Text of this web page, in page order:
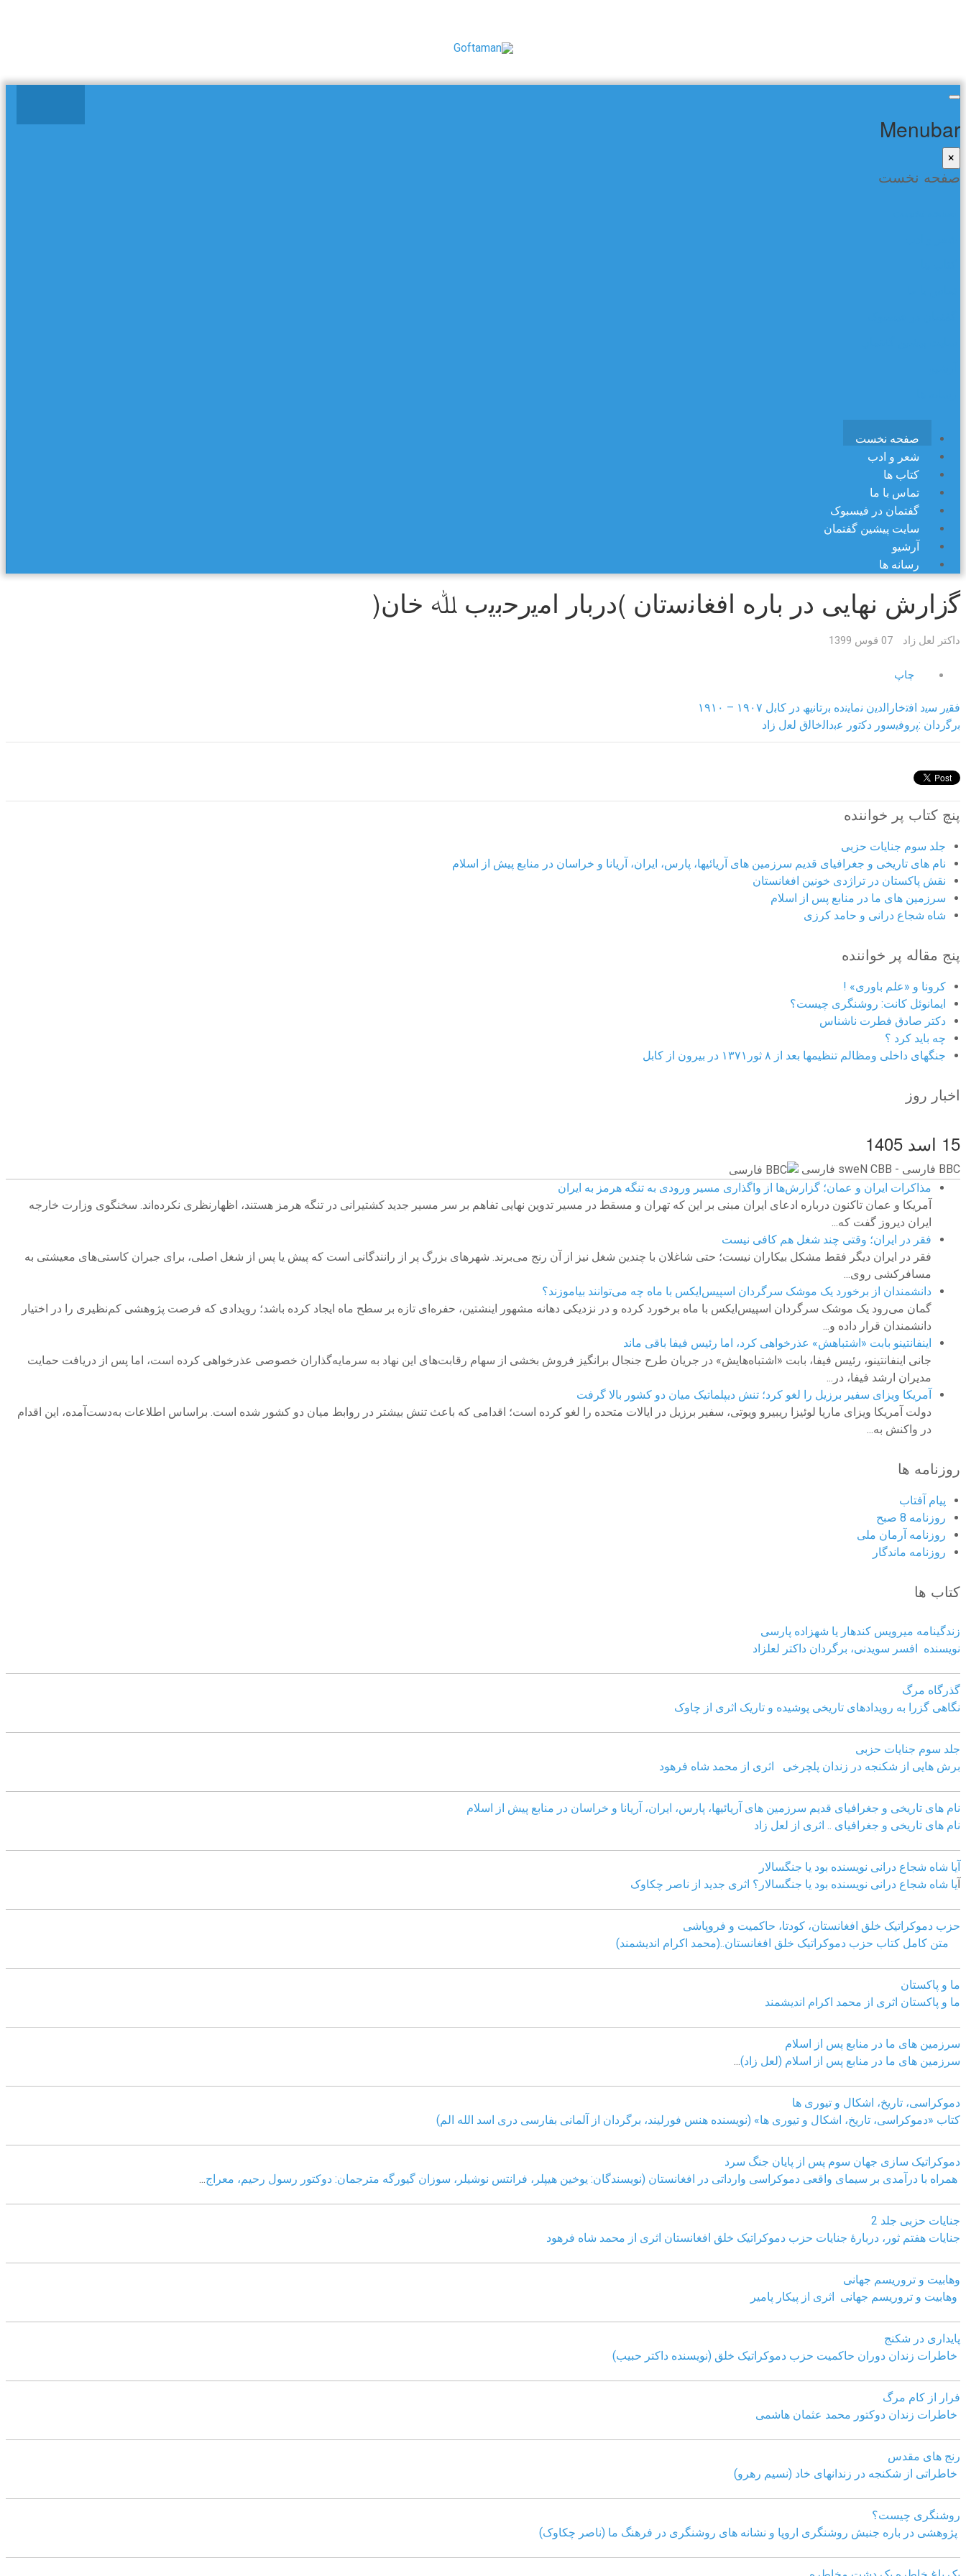
Menubar
×
صفحه نخست
صفحه نخست
شعر و ادب
کتاب ها
تماس با ما
گفتمان در فیسبوک
سایت پیشین گفتمان
آرشیو
رسانه ها
ﮔزارش ﻧﮭﺎﯾﯽ در ﺑﺎره اﻓﻐﺎﻧﺳﺗﺎن )درﺑﺎر اﻣﯾرﺣﺑﯾب ﷲ ﺧﺎن(
داکتر لعل زاد 07 قوس 1399
چاپ
ﻓﻘﯾر ﺳﯾد اﻓﺗﺧﺎراﻟدﯾن ﻧﻣﺎﯾﻧده ﺑرﺗﺎﻧﯾﮫ در ﮐﺎﺑل ١٩٠٧ – ١٩١٠
ﺑرﮔردان :ﭘروﻓﯾﺳور دﮐﺗور ﻋﺑداﻟﺧﺎﻟق ﻟﻌل زاد
پنچ کتاب پر خواننده
جلد سوم جنایات حزبی
نام های تاریخی و جغرافیای قدیم سرزمین های آریائیها، پارس، ایران، آریانا و خراسان در منابع پیش از اسلام
نقش پاکستان در تراژدی خونین افغانستان
سرزمین های ما در منابع پس از اسلام
شاه شجاع درانی و حامد کرزی
پنج مقاله پر خواننده
کرونا و «علم باوری» !
ایمانوئل کانت: روشنگری چیست؟
دکتر صادق فطرت ناشناس
چه باید کرد ؟
جنگهای داخلی ومظالم تنظیمها بعد از ۸ ثور۱۳۷۱ در بیرون از کابل
اخبار روز
15 اسد 1405
BBC ‮فارسی - BBC News فارسی
مذاکرات ایران و عمان؛ گزارش‌ها از واگذاری مسیر ورودی به تنگه هرمز به ایران
آمریکا و عمان تاکنون درباره ادعای ایران مبنی بر این که تهران و مسقط در مسیر تدوین نهایی تفاهم بر سر مسیر جدید کشتیرانی در تنگه هرمز هستند، اظهارنظری نکرده‌اند. سخنگوی وزارت خارجه
ایران دیروز گفت که...
فقر در ایران؛ وقتی چند شغل هم کافی نیست
فقر در ایران دیگر فقط مشکل بیکاران نیست؛ حتی شاغلان با چندین شغل نیز از آن رنج می‌برند. شهرهای بزرگ پر از رانندگانی است که پیش یا پس از شغل اصلی، برای جبران کاستی‌های معیشتی به
مسافرکشی روی...
دانشمندان از برخورد یک موشک سرگردان اسپیس‌ایکس با ماه چه می‌توانند بیاموزند؟
گمان می‌رود یک موشک سرگردان اسپیس‌ایکس با ماه برخورد کرده و در نزدیکی دهانه مشهور اینشتین، حفره‌ای تازه بر سطح ماه ایجاد کرده باشد؛ رویدادی که فرصت پژوهشی کم‌نظیری را در اختیار
دانشمندان قرار داده و...
اینفانتینو بابت «اشتباهش» عذرخواهی کرد، اما رئیس فیفا باقی ماند
جانی اینفانتینو، رئیس فیفا، بابت «اشتباه‌هایش» در جریان طرح جنجال برانگیز فروش بخشی از سهام رقابت‌های این نهاد به سرمایه‌گذاران خصوصی عذرخواهی کرده است، اما پس از دریافت حمایت
مدیران ارشد فیفا، در...
آمریکا ویزای سفیر برزیل را لغو کرد؛ تنش دیپلماتیک میان دو کشور بالا گرفت
دولت آمریکا ویزای ماریا لوئیزا ریبیرو ویوتی، سفیر برزیل در ایالات متحده را لغو کرده است؛ اقدامی که باعث تنش بیشتر در روابط میان دو کشور شده است. براساس اطلاعات به‌دست‌آمده، این اقدام
در واکنش به...
روزنامه ها
پیام آفتاب
روزنامه 8 صبح
روزنامه آرمان ملى
روزنامه ماندگار
کتاب ها
زندگینامه میرویس کندهار یا شهزاده پارسی
نویسنده افسر سویدنی، برگردان داکتر لعلزاد
گذرگاه مرگ
نگاهی گزرا به رویدادهای تاریخی پوشیده و تاریک اثری از چاوک
جلد سوم جنایات حزبی
برش هایی از شکنجه در زندان پلچرخی اثری از محمد شاه فرهود
نام های تاریخی و جغرافیای قدیم سرزمین های آریائیها، پارس، ایران، آریانا و خراسان در منابع پیش از اسلام
نام های تاریخی و جغرافیای .. اثری از لعل زاد
آیا شاه شجاع درانی نویسنده بود یا جنگسالار
آیا شاه شجاع درانی نویسنده بود یا جنگسالار؟ اثری جدید از ناصر چکاوک
حزب دموکراتیک خلق افغانستان، کودتا، حاکمیت و فروپاشی
متن کامل کتاب حزب دموکراتیک خلق افغانستان..(محمد اکرام اندیشمند)
ما و پاکستان
ما و پاکستان اثری از محمد اکرام اندیشمند
سرزمین های ما در منابع پس از اسلام
سرزمین های ما در منابع پس از اسلام (لعل زاد)
دموکراسی، تاريخ، اشکال و تيوری ها
کتاب «دموکراسی، تاريخ، اشکال و تيوری ها» (نويسنده هنس فورليند، برگردان از آلمانی بفارسی دری اسد الله الم)
دموکراتیک سازی جهان سوم پس از پایان جنگ سرد
همراه با درآمدی بر سیمای واقعی دموکراسی وارداتی در افغانستان (نویسندگان: یوخین هیپلر، فرانتس نوشیلر، سوزان گیورگه مترجمان: دوکتور رسول رحیم، معراج
جنایات حزبی جلد 2
جنایات هفتم ثور، دربارۀ جنایات حزب دموکراتیک خلق افغانستان اثری از محمد شاه فرهود
وهابیت و تروریسم جهانی
وهابیت و تروریسم جهانی اثری از پیکار پامیر
پایداری در شکنج
خاطرات زندان دوران حاکمیت حزب دموکراتیک خلق (نویسنده داکتر حبیب)
فرار از کام مرگ
خاطرات زندان دوکتور محمد عثمان هاشمی
رنج های مقدس
خاطراتی از شکنجه در زندانهای خاد (نسیم رهرو)
روشنگری چیست؟
پژوهشی در باره جنبش روشنگری اروپا و نشانه های روشنگری در فرهنگ ما (ناصر چکاوک)